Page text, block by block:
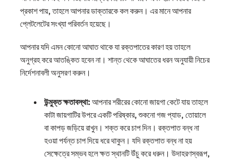
প্রকাশ পায়, তাহলে আপনার ডাক্তারকে কল করুন। এর মানে আপনার
প্লেটলেটের সংখ্যা পরিবর্তন হয়েছে।
আপনার যদি এমন কোনো আঘাত থাকে যা রক্তপাতের কারণ হয় তাহলে
অনুগ্রহ করে আতঙ্কিত হবেন না। শান্ত থেকে আঘাতের ধরন অনুযায়ী নিচের
নির্দেশনাবলী অনুসরণ করুন।
উন্মুক্ত ক্ষতাবস্থা: আপনার শরীরের কোনো জায়গা কেটে যায় তাহলে
কাটা জায়গাটির উপরে একটি পরিষ্কার, শুকনো গজ প্যাড, তোয়ালে
বা কাপড় জড়িয়ে রাখুন। শক্ত করে চাপ দিন। রক্তপাত বন্ধ না
হওয়া পর্যন্ত চাপ দিয়ে ধরে থাকুন। যদি রক্তপাত বন্ধ না হয়
সেক্ষেত্রে সম্ভব হলে ক্ষত স্থানটি উঁচু করে ধরুন। উদাহরণস্বরূপ,